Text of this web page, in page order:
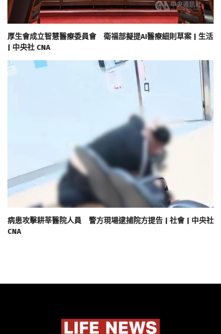
厚生會成立智慧醫療委員會 衛福部擬提AI醫療細則草案 | 生活
| 中央社 CNA
病患攻擊耕莘醫院人員 警方現場逮捕院方提告 | 社會 | 中央社
CNA